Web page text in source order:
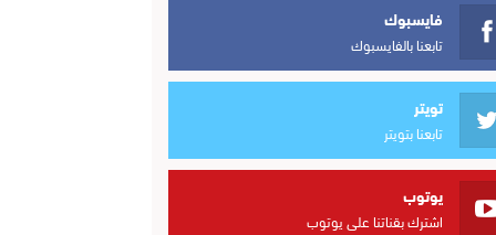
فايسبوك
تابعنا بالفايسبوك
تويتر
تابعنا بتويتر
يوتوب
اشترك بقناتنا على يوتوب